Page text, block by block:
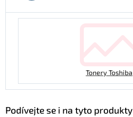
Tonery Toshiba
Podívejte se i na tyto produkty